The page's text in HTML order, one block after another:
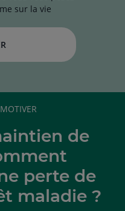
sur la vie
de
perte de
maladie ?